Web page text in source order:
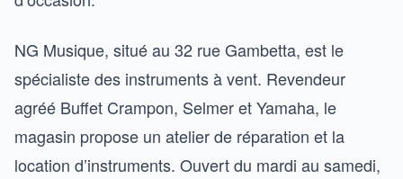
NG Musique, situé au 32 rue Gambetta, est le
spécialiste des instruments à vent. Revendeur
agréé Buffet Crampon, Selmer et Yamaha, le
magasin propose un atelier de réparation et la
location d’instruments. Ouvert du mardi au samedi,